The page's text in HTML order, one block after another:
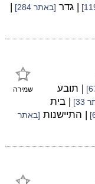
| גדר [באתר 284]
|
שמירה | תובע
| בית
| התיישנות [באתר